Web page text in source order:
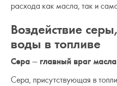
расхода как масла, так и
Воздействие
воды в топливе
Сера — главный враг
Сера, присутствующая в